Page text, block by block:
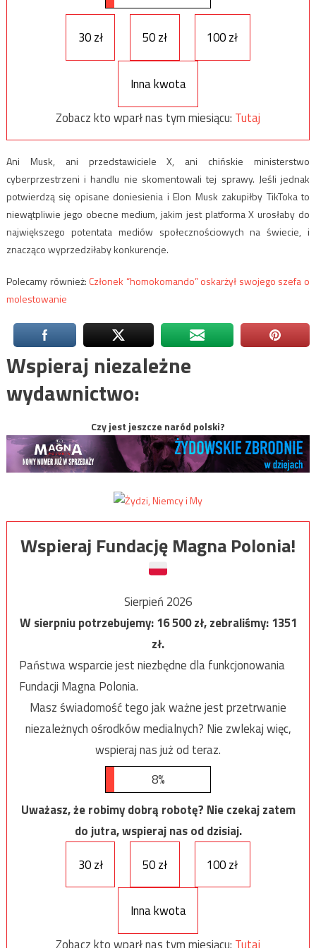
30 zł 50 zł 100 zł
Inna kwota
Zobacz kto wparł nas tym miesiącu: Tutaj
Ani Musk, ani przedstawiciele X, ani chińskie ministerstwo
cyberprzestrzeni i handlu nie skomentowali tej sprawy. Jeśli jednak
potwierdzą się opisane doniesienia i Elon Musk zakupiłby TikToka to
niewątpliwie jego obecne medium, jakim jest platforma X urosłaby do
największego potentata mediów społecznościowych na świecie, i
znacząco wyprzedziłaby konkurencje.
Polecamy również: Członek “homokomando” oskarżył swojego szefa o
molestowanie
Wspieraj niezależne
wydawnictwo:
Czy jest jeszcze naród polski?
Wspieraj Fundację Magna Polonia!
Sierpień 2026
W sierpniu potrzebujemy:16 500zł, zebraliśmy:1351
zł.
Państwa wsparcie jest niezbędne dla funkcjonowania
Fundacji Magna Polonia.
Masz świadomość tego jak ważne jest przetrwanie
niezależnych ośrodków medialnych? Nie zwlekaj więc,
wspieraj nas już od teraz.
8%
Uważasz, że robimy dobrą robotę? Nie czekaj zatem
do jutra, wspieraj nas od dzisiaj.
30 zł
50 zł 100 zł
Inna kwota